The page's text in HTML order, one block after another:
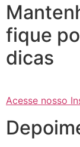
fique
dicas
Acesse nosso